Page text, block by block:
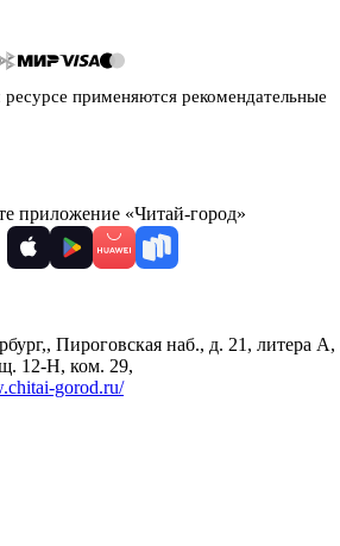
применяются рекомендательные
приложение «Читай-город»
, Пироговская наб., д. 21, литера А,
12-Н, ком. 29,
gorod.ru/